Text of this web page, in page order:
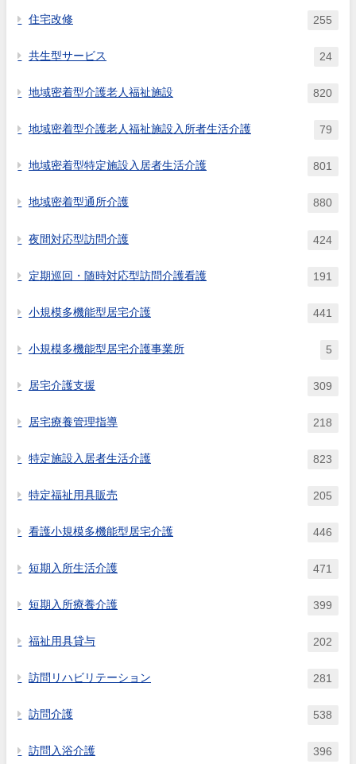
住宅改修 255
共生型サービス 24
地域密着型介護老人福祉施設 820
地域密着型介護老人福祉施設入所者生活介護 79
地域密着型特定施設入居者生活介護 801
地域密着型通所介護 880
夜間対応型訪問介護 424
定期巡回・随時対応型訪問介護看護 191
小規模多機能型居宅介護 441
小規模多機能型居宅介護事業所 5
居宅介護支援 309
居宅療養管理指導 218
特定施設入居者生活介護 823
特定福祉用具販売 205
看護小規模多機能型居宅介護 446
短期入所生活介護 471
短期入所療養介護 399
福祉用具貸与 202
訪問リハビリテーション 281
訪問介護 538
訪問入浴介護 396